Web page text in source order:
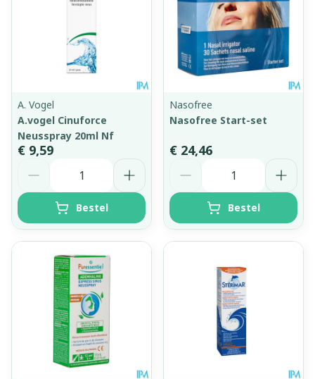
A. Vogel
A.vogel Cinuforce
Neusspray 20ml Nf
€ 9,59
Bestel
Nasofree
Nasofree Start-set
€ 24,46
Bestel